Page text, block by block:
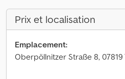
Prix et localisation
Emplacement:
Oberpöllnitzer Straße 8,